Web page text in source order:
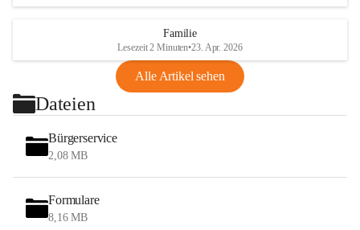
Familie
Lesezeit 2 Minuten•23. Apr. 2026
Alle Artikel sehen
Dateien
Bürgerservice
2,08 MB
Formulare
8,16 MB